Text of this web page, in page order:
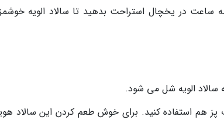
ساعت در یخچال استراحت بدهید تا سالاد الویه
سالاد الویه شل می شود.
پز هم استفاده کنید. برای خوش طعم کردن این سالاد